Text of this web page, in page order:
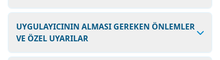
UYGULAYICININ ALMASI GEREKEN ÖNLEMLER
VE ÖZEL UYARILAR